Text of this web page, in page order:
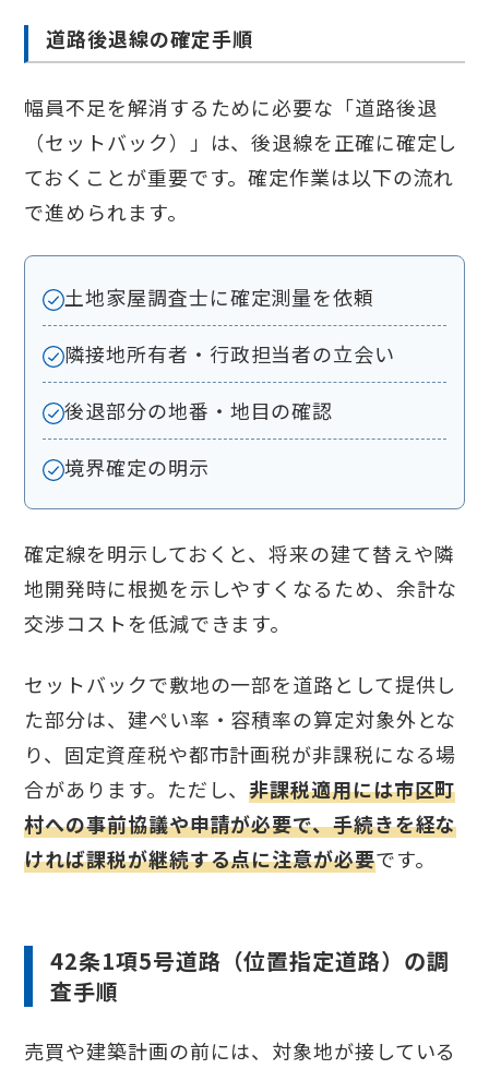
道路後退線の確定手順
幅員不足を解消するために必要な「道路後退
（セットバック）」は、後退線を正確に確定し
ておくことが重要です。確定作業は以下の流れ
で進められます。
土地家屋調査士に確定測量を依頼
隣接地所有者・行政担当者の立会い
後退部分の地番・地目の確認
境界確定の明示
確定線を明示しておくと、将来の建て替えや隣
地開発時に根拠を示しやすくなるため、余計な
交渉コストを低減できます。
セットバックで敷地の一部を道路として提供し
た部分は、建ぺい率・容積率の算定対象外とな
り、固定資産税や都市計画税が非課税になる場
合があります。ただし、非課税適用には市区町
村への事前協議や申請が必要で、手続きを経な
ければ課税が継続する点に注意が必要です。
42条1項5号道路（位置指定道路）の調
査手順
売買や建築計画の前には、対象地が接している